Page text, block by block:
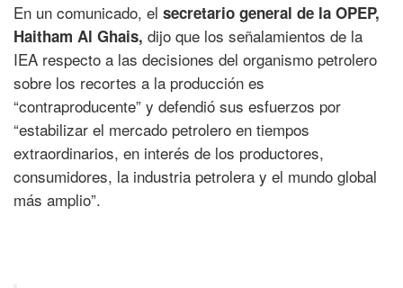
En un comunicado, el secretario general de la OPEP,
Haitham Al Ghais, dijo que los señalamientos de la
IEA respecto a las decisiones del organismo petrolero
sobre los recortes a la producción es
“contraproducente” y defendió sus esfuerzos por
“estabilizar el mercado petrolero en tiempos
extraordinarios, en interés de los productores,
consumidores, la industria petrolera y el mundo global
más amplio”.